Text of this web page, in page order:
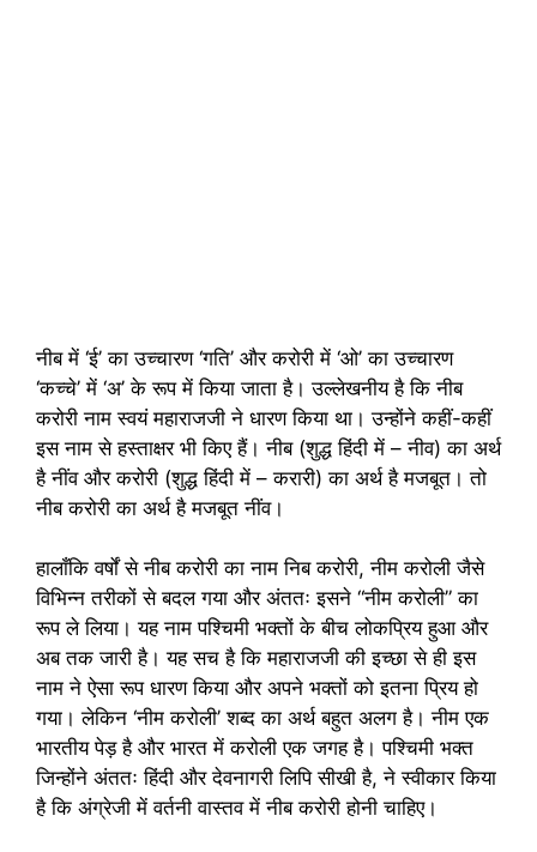
नीब में ‘ई’ का उच्चारण ‘गति’ और करोरी में ‘ओ’ का उच्चारण
‘कच्चे’ में ‘अ’ के रूप में किया जाता है। उल्लेखनीय है कि नीब
करोरी नाम स्वयं महाराजजी ने धारण किया था। उन्होंने कहीं-कहीं
इस नाम से हस्ताक्षर भी किए हैं। नीब (शुद्ध हिंदी में – नीव) का अर्थ
है नींव और करोरी (शुद्ध हिंदी में – करारी) का अर्थ है मजबूत। तो
नीब करोरी का अर्थ है मजबूत नींव।
हालाँकि वर्षों से नीब करोरी का नाम निब करोरी, नीम करोली जैसे
विभिन्न तरीकों से बदल गया और अंततः इसने “नीम करोली” का
रूप ले लिया। यह नाम पश्चिमी भक्तों के बीच लोकप्रिय हुआ और
अब तक जारी है। यह सच है कि महाराजजी की इच्छा से ही इस
नाम ने ऐसा रूप धारण किया और अपने भक्तों को इतना प्रिय हो
गया। लेकिन ‘नीम करोली’ शब्द का अर्थ बहुत अलग है। नीम एक
भारतीय पेड़ है और भारत में करोली एक जगह है। पश्चिमी भक्त
जिन्होंने अंततः हिंदी और देवनागरी लिपि सीखी है, ने स्वीकार किया
है कि अंग्रेजी में वर्तनी वास्तव में नीब करोरी होनी चाहिए।